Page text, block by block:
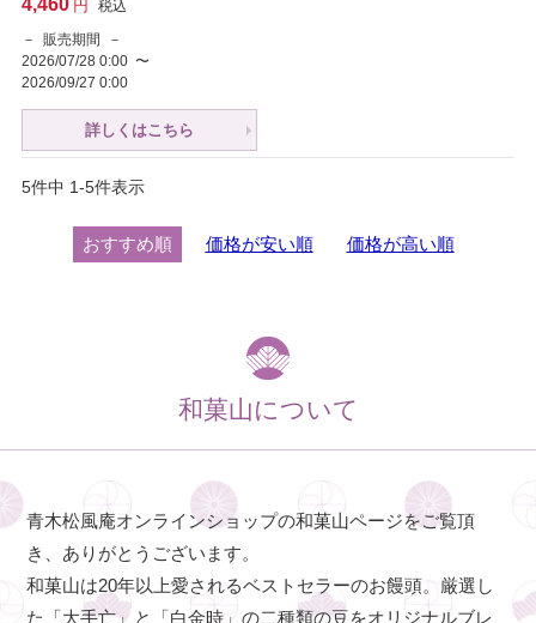
4,460
税込
販売期間
2026/07/28 0:00 〜
2026/09/27 0:00
詳しくはこちら
おすすめ順 価格が安い順 価格が高い順
5件中 1-5件表示
和菓山について
青木松風庵オンラインショップの和菓山ページをご覧頂
き、ありがとうございます。
和菓山は20年以上愛されるベストセラーのお饅頭。厳選し
た「大手亡」と「白金時」の二種類の豆をオリジナルブレ